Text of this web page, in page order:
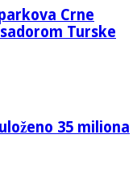
Crne
Turske
35 miliona